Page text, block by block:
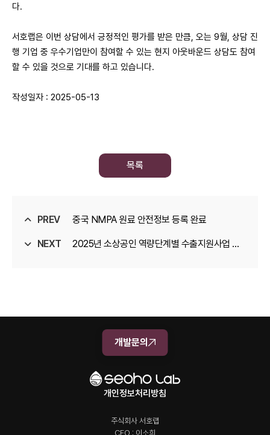
다.
서호랩은 이번 상담에서 긍정적인 평가를 받은 만큼, 오는 9월, 상담 진
행 기업 중 우수기업만이 참여할 수 있는 현지 아웃바운드 상담도 참여
할 수 있을 것으로 기대를 하고 있습니다.
작성일자 : 2025-05-13
목록
PREV 중국 NMPA 원료 안전정보 등록 완료
NEXT 2025년 소상공인 역량단계별 수출지원사업 선
개발문의
개인정보처리방침
주식회사 서호랩
CEO : 이소희